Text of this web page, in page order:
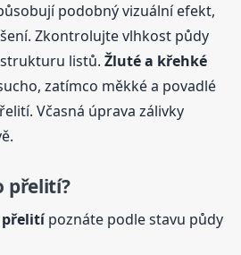
podobný vizuální efekt,
Zkontrolujte vlhkost půdy
strukturu listů.Žluté a křehké
zatímco měkké a povadlé
Včasná úprava zálivky
přelití?
přelitípoznáte podle stavu půdy